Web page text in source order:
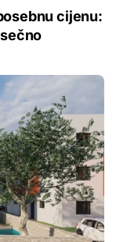
cijenu: